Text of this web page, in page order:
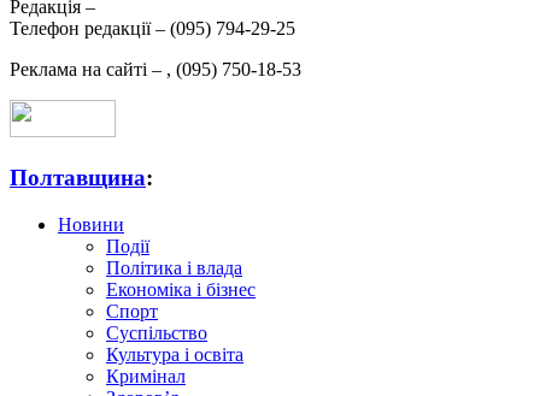
Редакція –
Телефон редакції – (095) 794-29-25
Реклама на сайті – , (095) 750-18-53
Полтавщина:
Новини
Події
Політика і влада
Економіка і бізнес
Спорт
Суспільство
Культура і освіта
Кримінал